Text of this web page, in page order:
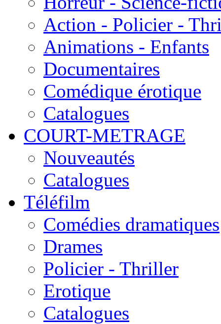
Action - Policier -
Animations - Enfants
Documentaires
Comédique érotique
Catalogues
COURT-METRAGE
Nouveautés
Catalogues
Téléfilm
Comédies dramatiques
Drames
Policier - Thriller
Erotique
Catalogues